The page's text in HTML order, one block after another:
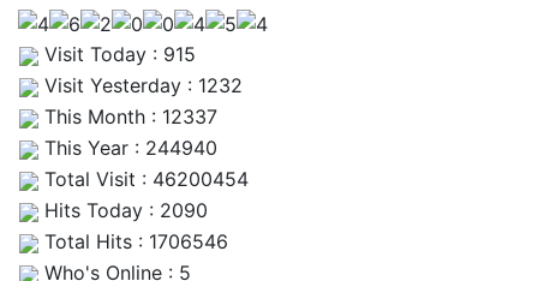
Visit Today : 915
Visit Yesterday : 1232
This Month : 12337
This Year : 244940
Total Visit : 46200454
Hits Today : 2090
Total Hits : 1706546
Who's Online : 5